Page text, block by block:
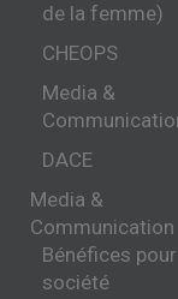
de la femme)
CHEOPS
Media &
DACE
Media &
Communication
Bénéfices
société